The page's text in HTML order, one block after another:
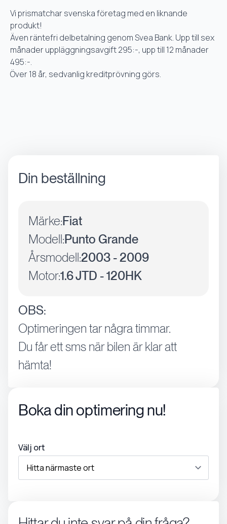
Vi prismatchar svenska företag med en liknande
produkt!
Även räntefri delbetalning genom Svea Bank. Upp till sex
månader uppläggningsavgift 295:-, upp till 12 månader
495:-.
Över 18 år, sedvanlig kreditprövning görs.
Din beställning
Märke:Fiat
Modell:Punto Grande
Årsmodell:2003 - 2009
Motor:1.6 JTD - 120HK
OBS:
Optimeringen tar några timmar.
Du får ett sms när bilen är klar att
hämta!
Boka din optimering nu!
Välj ort